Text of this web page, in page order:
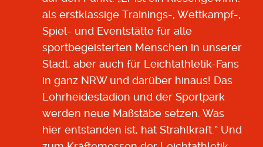
als erstklassige Trainings-, Wettkampf-,
Spiel- und Eventstätte für alle
sportbegeisterten Menschen in unserer
Stadt, aber auch für Leichtathletik-Fans
in ganz NRW und darüber hinaus! Das
Lohrheidestadion und der Sportpark
werden neue Maßstäbe setzen. Was
hier entstanden ist, hat Strahlkraft.“ Und